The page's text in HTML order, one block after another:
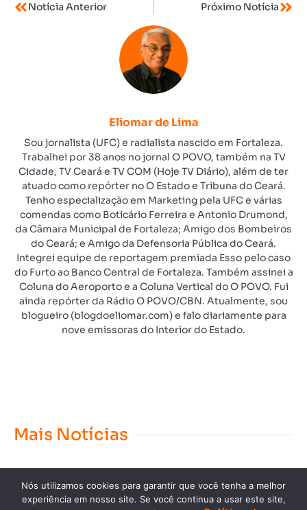
Notícia Anterior Próximo Notícia
Eliomar de Lima
Sou jornalista (UFC) e radialista nascido em Fortaleza.
Trabalhei por 38 anos no jornal O POVO, também na TV
Cidade, TV Ceará e TV COM (Hoje TV Diário), além de ter
atuado como repórter no O Estado e Tribuna do Ceará.
Tenho especialização em Marketing pela UFC e várias
comendas como Boticário Ferreira e Antonio Drumond,
da Câmara Municipal de Fortaleza; Amigo dos Bombeiros
do Ceará; e Amigo da Defensoria Pública do Ceará.
Integrei equipe de reportagem premiada Esso pelo caso
do Furto ao Banco Central de Fortaleza. Também assinei a
Coluna do Aeroporto e a Coluna Vertical do O POVO. Fui
ainda repórter da Rádio O POVO/CBN. Atualmente, sou
blogueiro (blogdoeliomar.com) e falo diariamente para
nove emissoras do Interior do Estado.
Mais Notícias
Nós utilizamos cookies para garantir que você tenha a melhor
experiência em nosso site. Se você continua a usar este site,